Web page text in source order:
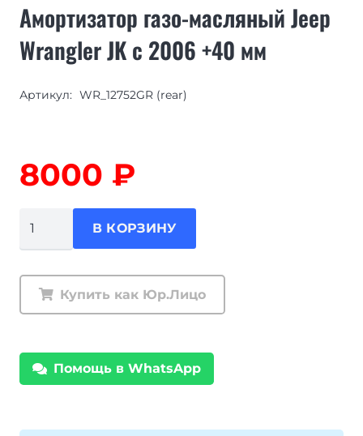
Амортизатор газо-масляный Jeep
Wrangler JK c 2006 +40 мм
Артикул: WR_12752GR (rear)
8000 ₽
газо-
масляный
Wrangler
В КОРЗИНУ
Купить как Юр.Лицо
Помощь в WhatsApp